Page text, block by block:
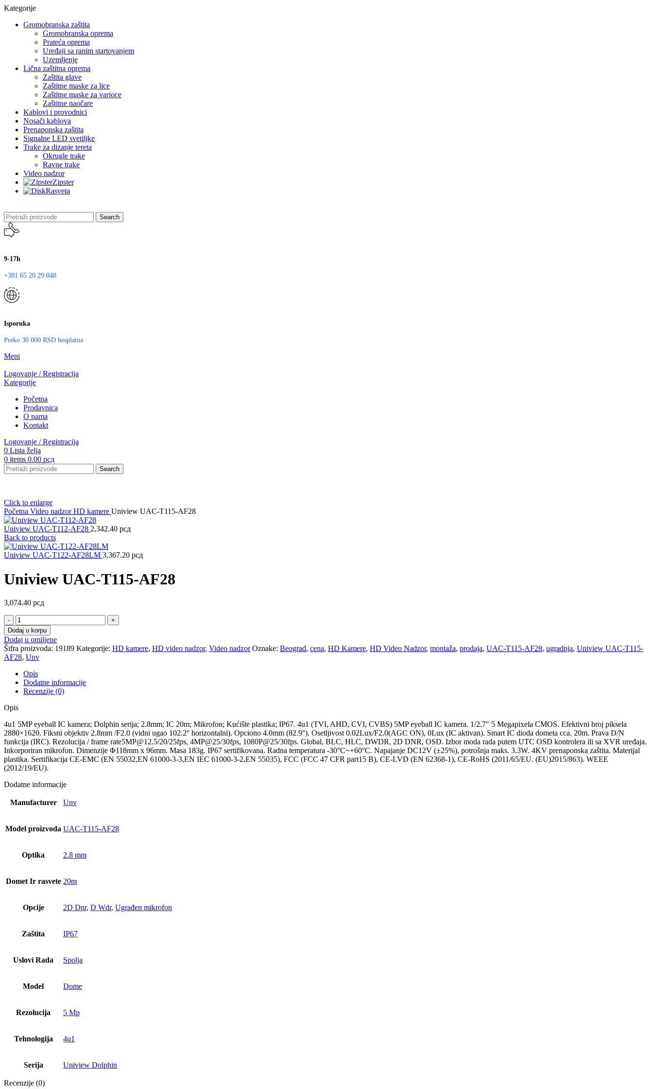
Kategorije
Gromobranska zaštita
Gromobranska oprema
Prateća oprema
Uređaji sa ranim startovanjem
Uzemljenje
Lična zaštitna oprema
Zaštita glave
Zaštitne maske za lice
Zaštitne maske za varioce
Zaštitne naočare
Kablovi i provodnici
Nosači kablova
Prenaponska zaštita
Signalne LED svetiljke
Trake za dizanje tereta
Okrugle trake
Ravne trake
Video nadzor
Zipster
Rasveta
Search
9-17h
+381 65 20 29 048
Isporuka
Preko 30.000 RSD besplatna
Meni
Logovanje / Registracija
Kategorije
Početna
Prodavnica
O nama
Kontakt
Logovanje / Registracija
0 Lista želja
0 items 0.00 рсд
Search
Click to enlarge
Početna Video nadzorHD kamere Uniview UAC-T115-AF28
Uniview UAC-T112-AF28 2,342.40 рсд
Back to products
Uniview UAC-T122-AF28LM 3,367.20 рсд
Uniview UAC-T115-AF28
3,074.40 рсд
Uniview
UAC-
T115-
AF28
količina
Dodaj u korpu
Dodaj u omiljene
Šifra proizvoda: 19189 Kategorije: HD kamere, HD video nadzor, Video nadzor Oznake: Beograd, cena, HD Kamere, HD Video Nadzor, montaža, prodaja, UAC-T115-AF28, ugradnja, Uniview UAC-T115-
AF28, Unv
Opis
Dodatne informacije
Recenzije (0)
Opis
4u1 5MP eyeball IC kamera; Dolphin serija; 2.8mm; IC 20m; Mikrofon; Kućište plastika; IP67. 4u1 (TVI, AHD, CVI, CVBS) 5MP eyeball IC kamera. 1/2.7″ 5 Megapixela CMOS. Efektivni broj piksela
2880×1620. Fiksni objektiv 2.8mm /F2.0 (vidni ugao 102.2° horizontalni). Opciono 4.0mm (82.9°). Osetljivost 0.02Lux/F2.0(AGC ON), 0Lux (IC aktivan). Smart IC dioda dometa cca. 20m. Prava D/N
funkcija (IRC). Rezolucija / frame rate5MP@12.5/20/25fps, 4MP@25/30fps, 1080P@25/30fps. Global, BLC, HLC, DWDR, 2D DNR, OSD. Izbor moda rada putem UTC OSD kontrolera ili sa XVR uređaja.
Inkorporiran mikrofon. Dimenzije Φ118mm x 96mm. Masa 183g. IP67 sertifikovana. Radna temperatura -30°C~+60°C. Napajanje DC12V (±25%), potrošnja maks. 3.3W. 4KV prenaponska zaštita. Materijal
plastika. Sertifikacija CE-EMC (EN 55032,EN 61000-3-3,EN IEC 61000-3-2,EN 55035), FCC (FCC 47 CFR part15 B), CE-LVD (EN 62368-1), CE-RoHS (2011/65/EU. (EU)2015/863). WEEE
(2012/19/EU).
Dodatne informacije
Manufacturer Unv
Model proizvoda UAC-T115-AF28
Optika 2.8 mm
Domet Ir rasvete 20m
Opcije 2D Dnr, D Wdr, Ugrađen mikrofon
Zaštita IP67
Uslovi Rada Spolja
Model Dome
Rezolucija 5 Mp
Tehnologija 4u1
Serija Uniview Dolphin
Recenzije (0)